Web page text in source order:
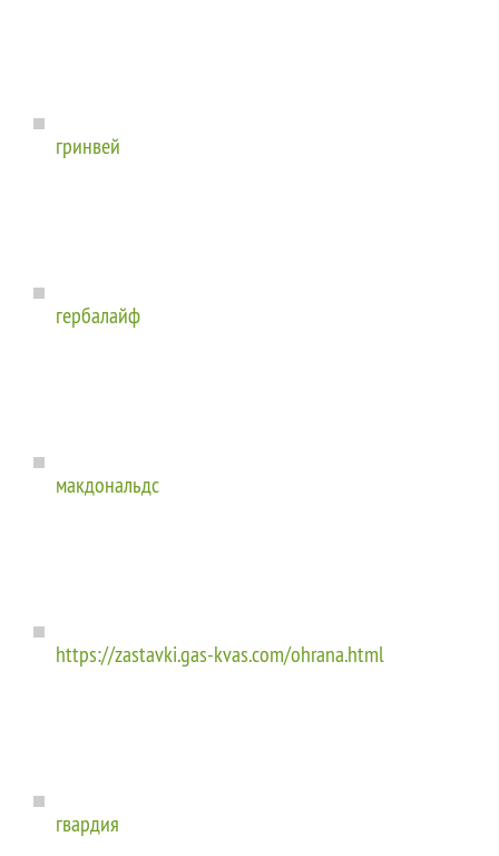
гринвей
гербалайф
макдональдс
https://zastavki.gas-kvas.com/ohrana.html
гвардия